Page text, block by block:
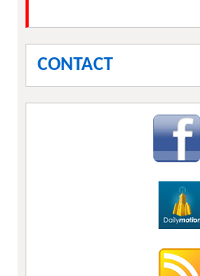
CONTACT